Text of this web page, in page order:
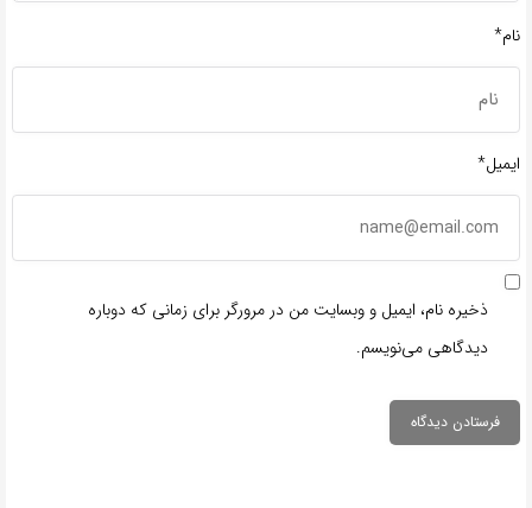
نام*
ایمیل*
ذخیره نام، ایمیل و وبسایت من در مرورگر برای زمانی که دوباره
دیدگاهی می‌نویسم.